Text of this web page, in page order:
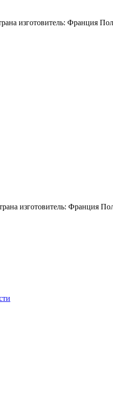
изготовитель: Франция
изготовитель: Франция